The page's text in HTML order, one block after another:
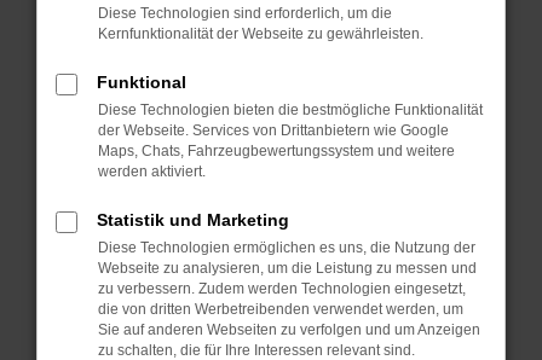
Beim Laden ist ein Fehler aufgetreten.
Hier sind ein paar Tipps, die dir helfen können:
Überprüfe deine Firewall und deine
Internetverbindung.
Laden andere Webseiten, zum Beispiel deine
Suchmaschine?
Manche Erweiterungen, wie Werbeblocker,
können das Laden bestimmter Seiten
verhindern. Funktioniert die Seite in einem
anderen Browser oder in einem privaten
Fenster?
Diese Technologien sind erforderlich, um die
Kernfunktionalität der Webseite zu gewährleisten.
Funktional
Diese Technologien bieten die bestmögliche Funktionalität
der Webseite. Services von Drittanbietern wie Google
Maps, Chats, Fahrzeugbewertungssystem und weitere
werden aktiviert.
Statistik und Marketing
Diese Technologien ermöglichen es uns, die Nutzung der
Webseite zu analysieren, um die Leistung zu messen und
zu verbessern. Zudem werden Technologien eingesetzt,
die von dritten Werbetreibenden verwendet werden, um
Sie auf anderen Webseiten zu verfolgen und um Anzeigen
zu schalten, die für Ihre Interessen relevant sind.